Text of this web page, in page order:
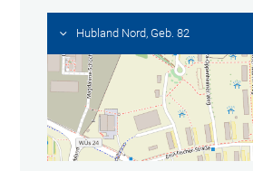
Hubland Nord, Geb. 82